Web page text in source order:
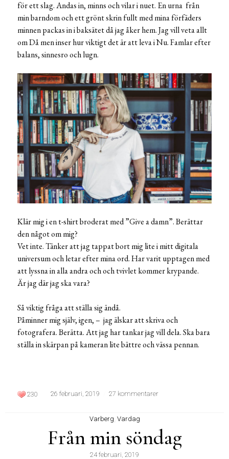
för ett slag. Andas in, minns och vilar i nuet. En urna från
min barndom och ett grönt skrin fullt med mina förfäders
minnen packas in i baksätet då jag åker hem. Jag vill veta allt
om Då men inser hur viktigt det är att leva i Nu. Famlar efter
balans, sinnesro och lugn.
Klär mig i en t-shirt broderat med ”Give a damn”. Berättar
den något om mig?
Vet inte. Tänker att jag tappat bort mig lite i mitt digitala
universum och letar efter mina ord. Har varit upptagen med
att lyssna in alla andra och och tvivlet kommer krypande.
Är jag där jag ska vara?
Så viktig fråga att ställa sig ändå.
Påminner mig själv, igen, – jag älskar att skriva och
fotografera. Berätta. Att jag har tankar jag vill dela. Ska bara
ställa in skärpan på kameran lite bättre och vässa pennan.
230 26 februari, 2019 27 kommentarer
Varberg Vardag
Från min söndag
24 februari, 2019